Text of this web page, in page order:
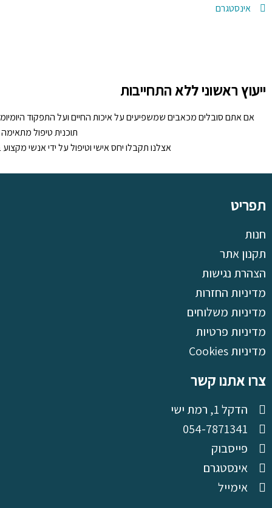
אינסטגרם
ייעוץ ראשוני ללא התחייבות
אם אתם סובלים מכאבים שמשפיעים על איכות החיים ועל התפקוד
תוכנית טיפול מתאימה
אצלנו תקבלו יחס אישי וטיפול על ידי אנשי
תפריט
חנות
תקנון אתר
הצהרת נגישות
מדיניות החזרות
מדיניות משלוחים
מדיניות פרטיות
מדיניות Cookies
צרו אתנו קשר
הדקל 1, רמת ישי
054-7871341
פייסבוק
אינסטגרם
אימייל